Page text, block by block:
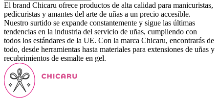
El brand Chicaru ofrece productos de alta calidad para manicuristas,
pedicuristas y amantes del arte de uñas a un precio accesible.
Nuestro surtido se expande constantemente y sigue las últimas
tendencias en la industria del servicio de uñas, cumpliendo con
todos los estándares de la UE. Con la marca Chicaru, encontrarás de
todo, desde herramientas hasta materiales para extensiones de uñas y
recubrimientos de esmalte en gel.